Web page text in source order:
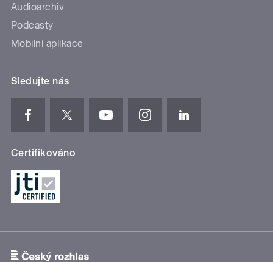
Audioarchiv
Podcasty
Mobilní aplikace
Sledujte nás
Certifikováno